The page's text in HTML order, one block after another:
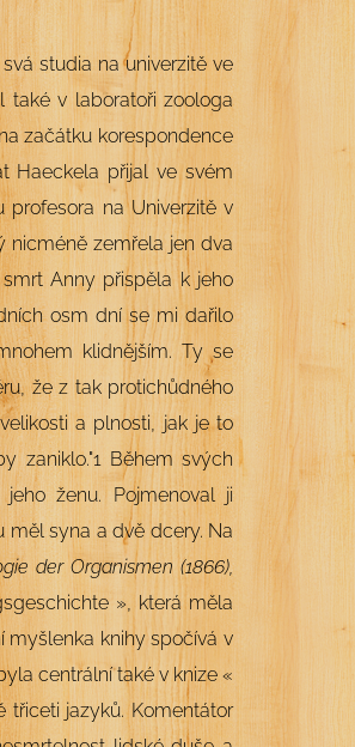
studia na univerzitě ve
také v laboratoři zoologa
začátku korespondence
Haeckela přijal ve svém
profesora na Univerzitě v
nicméně zemřela jen dva
Anny přispěla k jeho
osm dní se mi dařilo
klidnějším. Ty se
že z tak protichůdného
a plnosti, jak je to
zaniklo."1 Během svých
ženu. Pojmenoval ji
měl syna a dvě dcery. Na
der Organismen (1866),
», která měla
myšlenka knihy spočívá v
centrální také v knize «
jazyků. Komentátor